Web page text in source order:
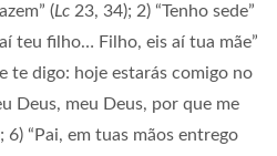
(Lc 23, 34); 2) “Tenho sede”
teu filho… Filho, eis aí tua mãe”
te digo: hoje estarás comigo no
Deus, meu Deus, por que me
6) “Pai, em tuas mãos entrego